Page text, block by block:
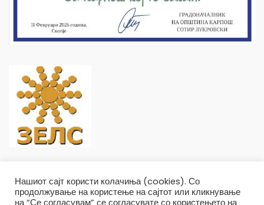
Нашиот сајт користи колачиња (cookies). Со
продолжување на користење на сајтот или кликнување
на “Се согласувам” се согласувате со користењето на